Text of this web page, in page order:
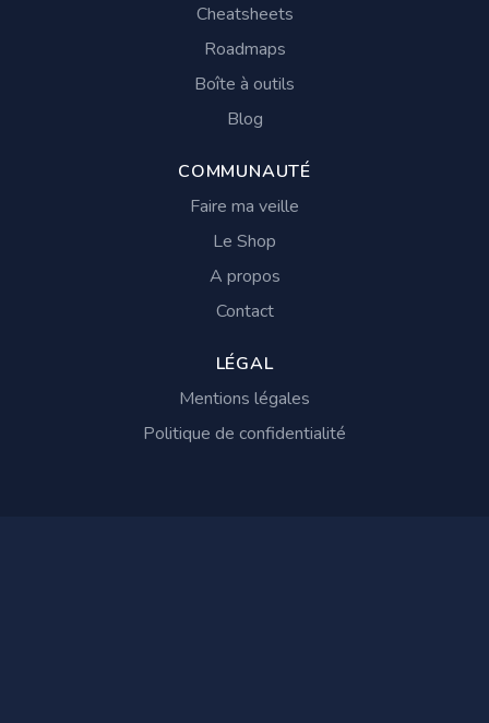
Cheatsheets
Roadmaps
Boîte à outils
Blog
COMMUNAUTÉ
Faire ma veille
Le Shop
A propos
Contact
LÉGAL
Mentions légales
Politique de confidentialité